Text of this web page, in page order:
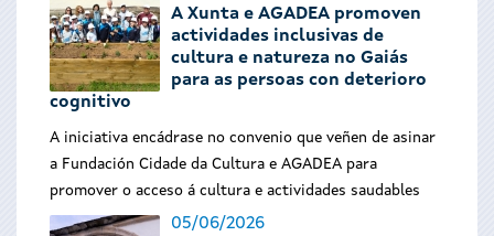
A Xunta e AGADEA promoven
actividades inclusivas de
cultura e natureza no Gaiás
para as persoas con deterioro
cognitivo
A iniciativa encádrase no convenio que veñen de asinar
a Fundación Cidade da Cultura e AGADEA para
promover o acceso á cultura e actividades saudables
05/06/2026